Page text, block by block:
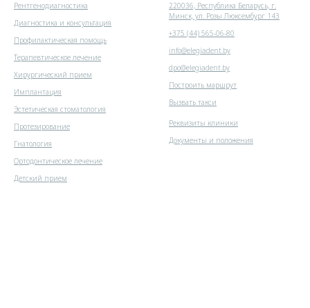
Рентгенодиагностика
Диагностика и консультация
Профилактическая помощь
Терапевтическое лечение
Хирургический прием
Имплантация
Эстетическая стоматология
Протезирование
Гнатология
Ортодонтическое лечение
Детский прием
220036, Республика Беларусь, г.
Минск, ул. Розы Люксембург 143
+375 (44) 565-06-80
info@elegiadent.by
dpo@elegiadent.by
Построить маршрут
Вызвать такси
Реквизиты клиники
Документы и положения